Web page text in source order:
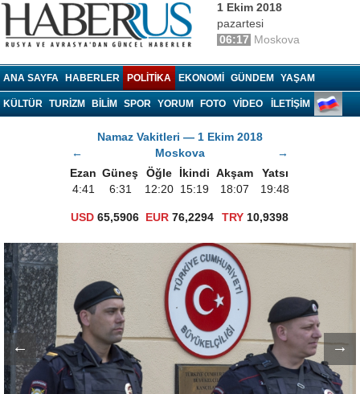
1 Ekim 2018
pazartesi
06:17 Moskova
ANA SAYFA HABERLER POLITIKA EKONOMI GÜNDEM YAŞAM
KÜLTÜR TURIZM BILIM SPOR YORUM FOTO VIDEO İLETİŞİM
Namaz Vakitleri — 1 Ekim 2018
←
Moskova
→
Ezan Güneş Öğle İkindi Akşam
Yatsı
4:41
6:31 12:20 15:19 18:07 19:48
USD 65,5906 EUR 76,2294 TRY10,9398
← →